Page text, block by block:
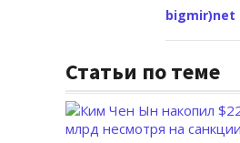
bigmir)net
Статьи по теме